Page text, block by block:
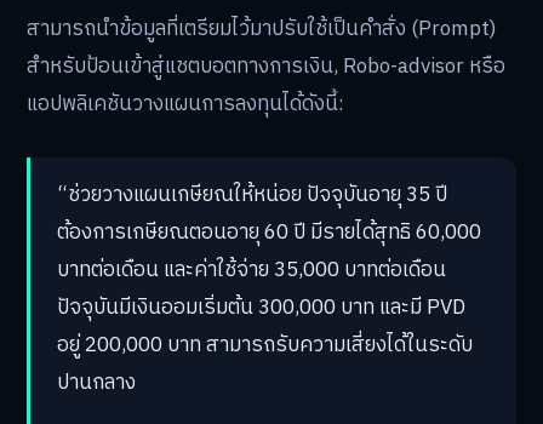
สามารถนำข้อมูลที่เตรียมไว้มาปรับใช้เป็นคำสั่ง (Prompt)
สำหรับป้อนเข้าสู่แชตบอตทางการเงิน, Robo-advisor หรือ
แอปพลิเคชันวางแผนการลงทุนได้ดังนี้:
“ช่วยวางแผนเกษียณให้หน่อย ปัจจุบันอายุ 35 ปี
ต้องการเกษียณตอนอายุ 60 ปี มีรายได้สุทธิ 60,000
บาทต่อเดือน และค่าใช้จ่าย 35,000 บาทต่อเดือน
ปัจจุบันมีเงินออมเริ่มต้น 300,000 บาท และมี PVD
อยู่ 200,000 บาท สามารถรับความเสี่ยงได้ในระดับ
ปานกลาง